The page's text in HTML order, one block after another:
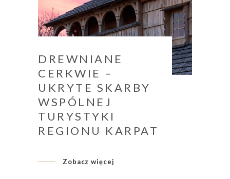
DREWNIANE
CERKWIE –
UKRYTE SKARBY
WSPÓLNEJ
TURYSTYKI
REGIONU KARPAT
Zobacz więcej